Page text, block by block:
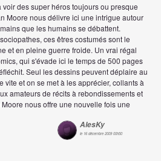
des super héros toujours ou presque
Moore nous délivre ici une intrigue autour
que les humains se débattent.
ces êtres costumés sont le
et en pleine guerre froide. Un vrai régal
qui s'évade ici le temps de 500 pages
Seul les dessins peuvent déplaire au
vite et on se met à les apprécier, collants à
amateurs de récits à rebondissements et
nous offre une nouvelle fois une
AlesKy
le 16 décembre 2009 00h50